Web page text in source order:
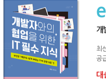
개
최
공
대